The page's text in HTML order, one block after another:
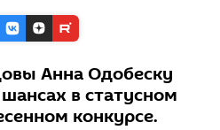
Анна Одобеску
в статусном
конкурсе.